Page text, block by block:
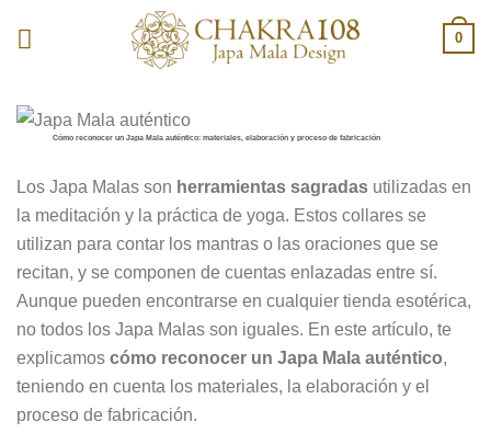
0
Cómo reconocer un Japa Mala auténtico: materiales, elaboración y proceso de fabricación
Los Japa Malas son herramientas sagradas utilizadas en
la meditación y la práctica de yoga. Estos collares se
utilizan para contar los mantras o las oraciones que se
recitan, y se componen de cuentas enlazadas entre sí.
Aunque pueden encontrarse en cualquier tienda esotérica,
no todos los Japa Malas son iguales. En este artículo, te
explicamos cómo reconocer un Japa Mala auténtico,
teniendo en cuenta los materiales, la elaboración y el
proceso de fabricación.